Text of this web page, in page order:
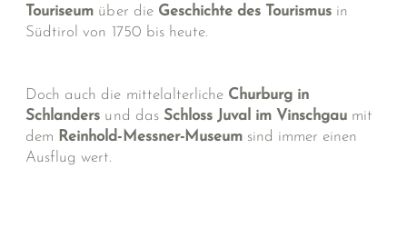
Touriseum über die Geschichte des Tourismus in
Südtirol von 1750 bis heute.
Doch auch die mittelalterliche Churburg in
Schlanders und das Schloss Juval im Vinschgau mit
dem Reinhold-Messner-Museumsind immer einen
Ausflug wert.